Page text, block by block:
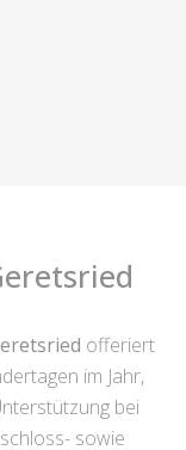
offeriert
im Jahr,
bei
sowie